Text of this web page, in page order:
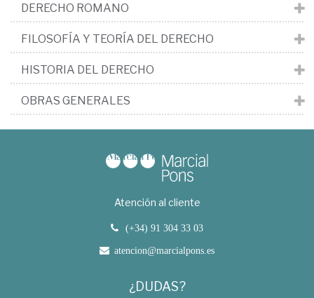
DERECHO ROMANO
FILOSOFÍA Y TEORÍA DEL DERECHO
HISTORIA DEL DERECHO
OBRAS GENERALES
Atención al cliente
(+34) 91 304 33 03
atencion@marcialpons.es
¿DUDAS?